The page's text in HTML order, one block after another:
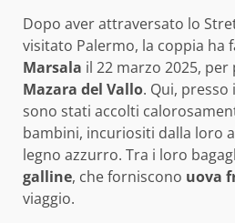
Dopo aver attraversato lo
visitato Palermo, la coppia ha
Marsala il 22 marzo 2025,
Mazara del Vallo. Qui, presso
sono stati accolti
bambini, incuriositi dalla loro
legno azzurro. Tra i loro
galline, che forniscono uova
viaggio.